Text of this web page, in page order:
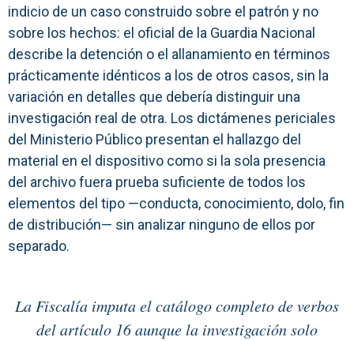
indicio de un caso construido sobre el patrón y no
sobre los hechos: el oficial de la Guardia Nacional
describe la detención o el allanamiento en términos
prácticamente idénticos a los de otros casos, sin la
variación en detalles que debería distinguir una
investigación real de otra. Los dictámenes periciales
del Ministerio Público presentan el hallazgo del
material en el dispositivo como si la sola presencia
del archivo fuera prueba suficiente de todos los
elementos del tipo —conducta, conocimiento, dolo, fin
de distribución— sin analizar ninguno de ellos por
separado.
La Fiscalía imputa el catálogo completo de verbos
del artículo 16 aunque la investigación solo